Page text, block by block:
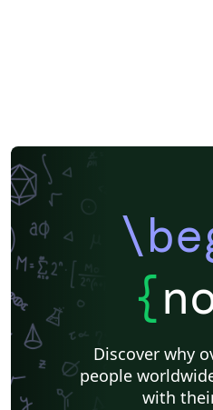
{
Discover why
people
with